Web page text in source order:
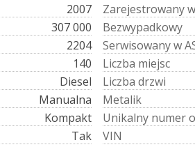
2007
307 000
2204
140
Diesel
Manualna
Kompakt
Tak
Zarejestrowanyw
Bezwypadkowy
SerwisowanywA
Liczba miejsc
Liczba drzwi
Metalik
Unikalny numero
VIN